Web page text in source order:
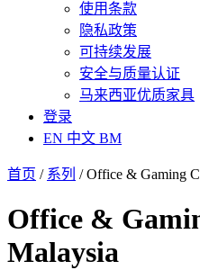
使用条款
隐私政策
可持续发展
安全与质量认证
马来西亚优质家具
登录
EN 中文 BM
首页 / 系列 / Office & Gaming
Office &
Malaysia